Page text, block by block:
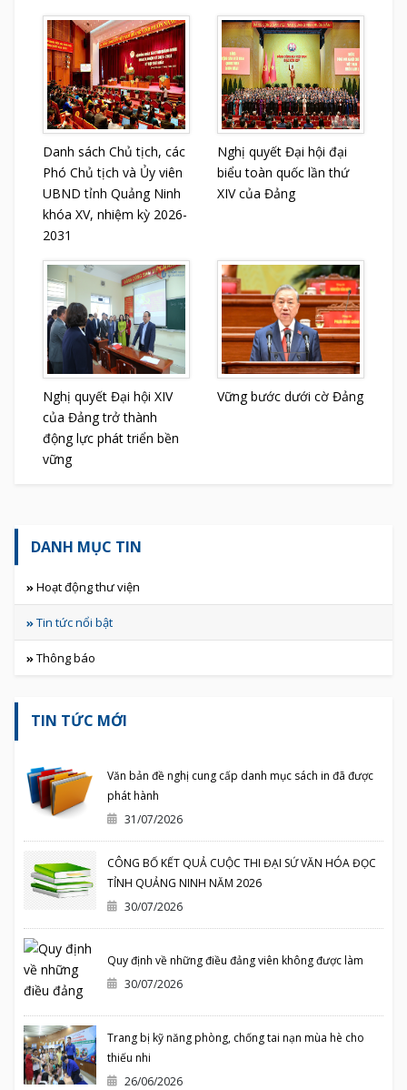
Danh sách Chủ tịch, các
Phó Chủ tịch và Ủy viên
UBND tỉnh Quảng Ninh
khóa XV, nhiệm kỳ 2026-
2031
Nghị quyết Đại hội đại
biểu toàn quốc lần thứ
XIV của Đảng
Nghị quyết Đại hội XIV
của Đảng trở thành
động lực phát triển bền
vững
Vững bước dưới cờ Đảng
DANH MỤC TIN
Hoạt động thư viện
Tin tức nổi bật
Thông báo
TIN TỨC MỚI
Văn bản đề nghị cung cấp danh mục sách in đã được
phát hành
31/07/2026
CÔNG BỐ KẾT QUẢ CUỘC THI ĐẠI SỨ VĂN HÓA ĐỌC
TỈNH QUẢNG NINH NĂM 2026
30/07/2026
Quy định về những điều đảng viên không được làm
30/07/2026
Trang bị kỹ năng phòng, chống tai nạn mùa hè cho
thiếu nhi
26/06/2026